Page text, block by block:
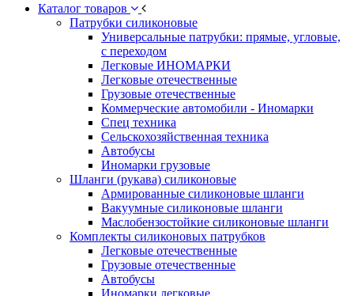
Каталог товаров
Патрубки силиконовые
Универсальные патрубки: прямые, угловые,
с переходом
Легковые ИНОМАРКИ
Легковые отечественные
Грузовые отечественные
Коммерческие автомобили - Иномарки
Спец техника
Сельскохозяйственная техника
Автобусы
Иномарки грузовые
Шланги (рукава) силиконовые
Армированные силиконовые шланги
Вакуумные силиконовые шланги
Маслобензостойкие силиконовые шланги
Комплекты силиконовых патрубков
Легковые отечественные
Грузовые отечественные
Автобусы
Иномарки легковые